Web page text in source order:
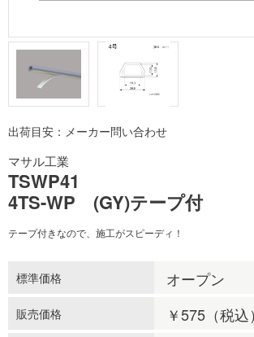
出荷目安：メーカー問い合わせ
マサル工業
TSWP41
4TS-WP (GY)テープ付
テープ付きなので、施工がスピーディ！
標準価格 オープン
販売価格 ￥575（税込）